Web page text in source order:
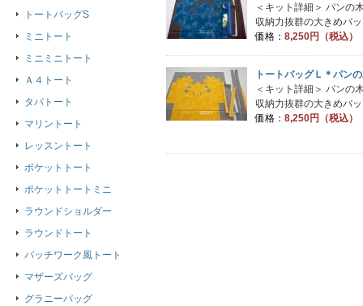
＜キット詳細＞ パンの
収納力抜群の大きめバ
価格： 8,250円（税込）
トートバッグＬ＊パン
＜キット詳細＞ パンの
収納力抜群の大きめバ
価格： 8,250円（税込）
トートバッグS
ミニトート
ミニミニトート
Ａ４トート
タパトート
マリントート
レッスントート
ポケットトート
ポケットトートミニ
ラウンドショルダー
ラウンドトート
パッチワーク風トート
マザーズバッグ
グラニーバッグ